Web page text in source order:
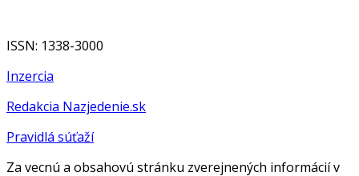
ISSN: 1338-3000
Inzercia
Redakcia Nazjedenie.sk
Pravidlá súťaží
Za vecnú a obsahovú stránku zverejnených informácií v